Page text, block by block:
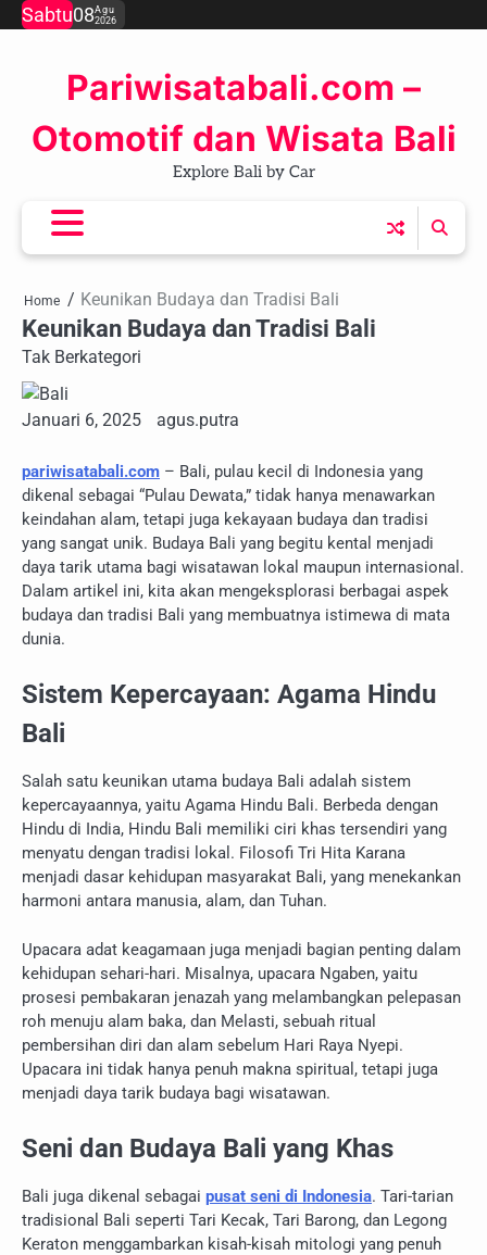
SkipSabtu08Agu
2026
Pariwisatabali.com –
Otomotif dan Wisata Bali
Explore Bali by Car
Home Keunikan Budaya dan Tradisi Bali
Keunikan Budaya dan Tradisi Bali
Tak Berkategori
Januari 6, 2025 agus.putra
pariwisatabali.com – Bali, pulau kecil di Indonesia yang
dikenal sebagai “Pulau Dewata,” tidak hanya menawarkan
keindahan alam, tetapi juga kekayaan budaya dan tradisi
yang sangat unik. Budaya Bali yang begitu kental menjadi
daya tarik utama bagi wisatawan lokal maupun internasional.
Dalam artikel ini, kita akan mengeksplorasi berbagai aspek
budaya dan tradisi Bali yang membuatnya istimewa di mata
dunia.
Sistem Kepercayaan: Agama Hindu
Bali
Salah satu keunikan utama budaya Bali adalah sistem
kepercayaannya, yaitu Agama Hindu Bali. Berbeda dengan
Hindu di India, Hindu Bali memiliki ciri khas tersendiri yang
menyatu dengan tradisi lokal. Filosofi Tri Hita Karana
menjadi dasar kehidupan masyarakat Bali, yang menekankan
harmoni antara manusia, alam, dan Tuhan.
Upacara adat keagamaan juga menjadi bagian penting dalam
kehidupan sehari-hari. Misalnya, upacara Ngaben, yaitu
prosesi pembakaran jenazah yang melambangkan pelepasan
roh menuju alam baka, dan Melasti, sebuah ritual
pembersihan diri dan alam sebelum Hari Raya Nyepi.
Upacara ini tidak hanya penuh makna spiritual, tetapi juga
menjadi daya tarik budaya bagi wisatawan.
Seni dan Budaya Bali yang Khas
Bali juga dikenal sebagai pusat seni di Indonesia. Tari-tarian
tradisional Bali seperti Tari Kecak, Tari Barong, dan Legong
Keraton menggambarkan kisah-kisah mitologi yang penuh